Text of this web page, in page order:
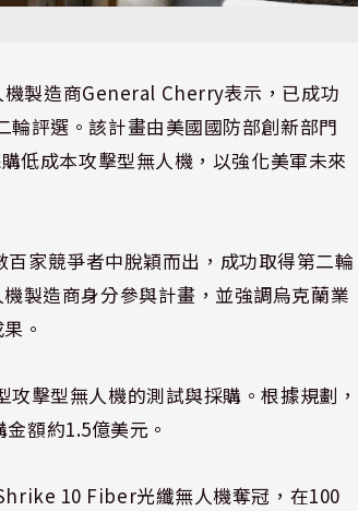
製造商General Cherry表示，已成功
評選。該計畫由美國國防部創新部門
成本攻擊型無人機，以強化美軍未來
家競爭者中脫穎而出，成功取得第二輪
製造商身分參與計畫，並強調烏克蘭業
。
擊型無人機的測試與採購。根據規劃，
額約1.5億美元。
10 Fiber光纖無人機奪冠，在100